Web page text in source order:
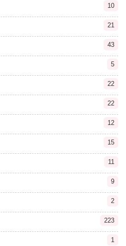
10
21
43
5
22
22
12
15
11
9
2
223
1